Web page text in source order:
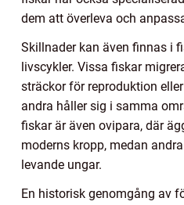
dem att överleva och
Skillnader kan även finnas i
livscykler. Vissa fiskar
sträckor för reproduktion
andra håller sig i samma
fiskar är även ovipara, där
moderns kropp, medan
levande ungar.
En historisk genomgång av